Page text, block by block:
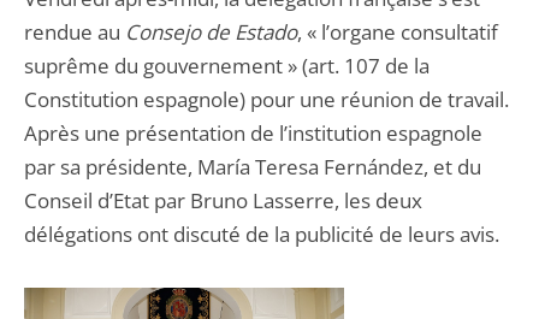
rendue au Consejo de Estado, « l’organe consultatif
suprême du gouvernement » (art. 107 de la
Constitution espagnole) pour une réunion de travail.
Après une présentation de l’institution espagnole
par sa présidente, María Teresa Fernández, et du
Conseil d’Etat par Bruno Lasserre, les deux
délégations ont discuté de la publicité de leurs avis.